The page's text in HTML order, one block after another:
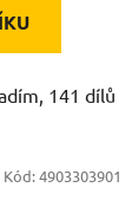
141 dílů
Kód:4903303901